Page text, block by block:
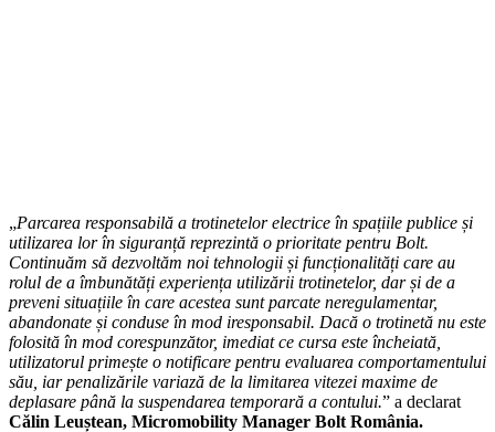
„Parcarea responsabilă a trotinetelor electrice în spațiile publice și
utilizarea lor în siguranță reprezintă o prioritate pentru Bolt.
Continuăm să dezvoltăm noi tehnologii și funcționalități care au
rolul de a îmbunătăți experiența utilizării trotinetelor, dar și de a
preveni situațiile în care acestea sunt parcate neregulamentar,
abandonate și conduse în mod iresponsabil. Dacă o trotinetă nu este
folosită în mod corespunzător, imediat ce cursa este încheiată,
utilizatorul primește o notificare pentru evaluarea comportamentului
său, iar penalizările variază de la limitarea vitezei maxime de
deplasare până la suspendarea temporară a contului.” a declarat
Călin Leuștean, Micromobility Manager Bolt România.